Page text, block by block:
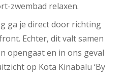
zwembad relaxen.
ga je direct door richting
Echter, dit valt samen
opengaat en in ons geval
op Kota Kinabalu ‘By